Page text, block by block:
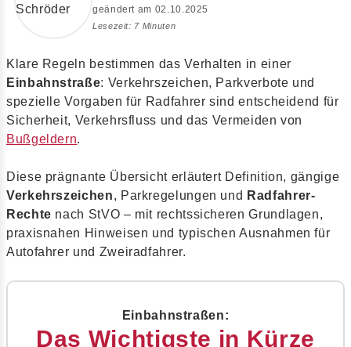
geändert am 02.10.2025
Lesezeit: 7 Minuten
Klare Regeln bestimmen das Verhalten in einer
Einbahnstraße: Verkehrszeichen, Parkverbote und
spezielle Vorgaben für Radfahrer sind entscheidend für
Sicherheit, Verkehrsfluss und das Vermeiden von
Bußgeldern.
Diese prägnante Übersicht erläutert Definition, gängige
Verkehrszeichen, Parkregelungen und Radfahrer-
Rechte nach StVO – mit rechtssicheren Grundlagen,
praxisnahen Hinweisen und typischen Ausnahmen für
Autofahrer und Zweiradfahrer.
Einbahnstraßen:
Das Wichtigste in Kürze